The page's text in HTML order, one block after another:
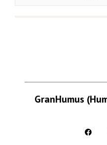
GranHumus